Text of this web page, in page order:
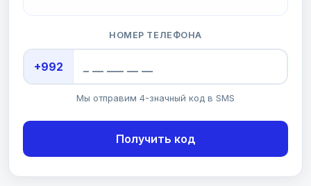
НОМЕР ТЕЛЕФОНА
+992
Мы отправим 4-значный код в SMS
Получить код